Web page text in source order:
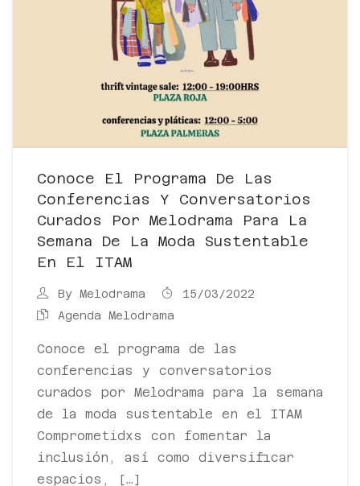
Conoce El Programa De Las
Conferencias Y Conversatorios
Curados Por Melodrama Para La
Semana De La Moda Sustentable
En El ITAM
By Melodrama
15/03/2022
Agenda Melodrama
Conoce el programa de las
conferencias y conversatorios
curados por Melodrama para la semana
de la moda sustentable en el ITAM
Comprometidxs con fomentar la
inclusión, así como diversificar
espacios, […]